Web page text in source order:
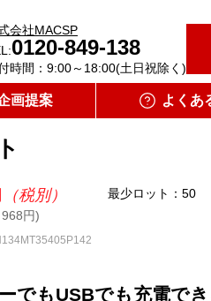
会社MACSP
0120-849-138
時間：9:00～18:00(土日祝除く)
画提案 よくあ
（税別）
円)
最少ロット：50
でもUSBでも充電で